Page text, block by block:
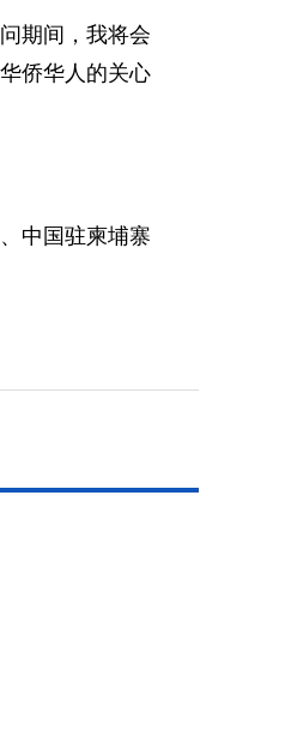
期间，我将会
侨华人的关心
中国驻柬埔寨